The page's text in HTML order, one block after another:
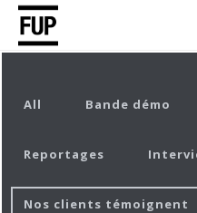
All Bande démo
Reportages
Nos clients témoignent